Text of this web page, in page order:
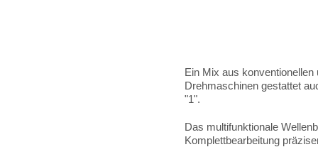
Ein Mix aus
Drehmaschinen gestattet
"1".
Das multifunktionale
Komplettbearbeitung